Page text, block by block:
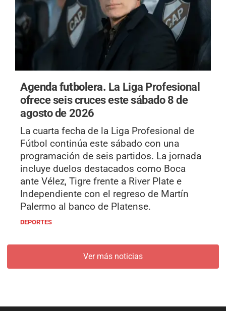
Agenda futbolera. La Liga Profesional
ofrece seis cruces este sábado 8 de
agosto de 2026
La cuarta fecha de la Liga Profesional de
Fútbol continúa este sábado con una
programación de seis partidos. La jornada
incluye duelos destacados como Boca
ante Vélez, Tigre frente a River Plate e
Independiente con el regreso de Martín
Palermo al banco de Platense.
DEPORTES
Ver más noticias